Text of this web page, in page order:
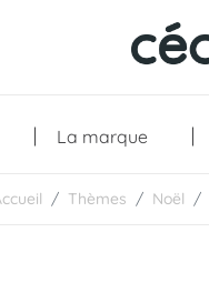
La marque
Thèmes Noël